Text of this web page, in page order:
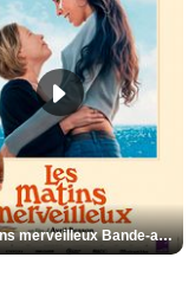
Les Matins merveilleux Bande-annonce VF